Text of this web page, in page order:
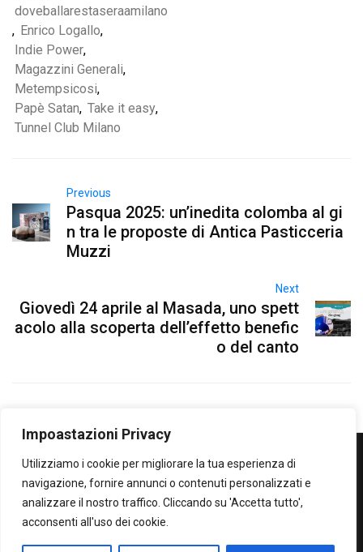
Impoastazioni Privacy
Utilizziamo i cookie per migliorare la tua esperienza di
navigazione, fornire annunci o contenuti personalizzati e
analizzare il nostro traffico. Cliccando su 'Accetta tutto',
acconsenti all'uso dei cookie.
doveballarestaseraamilano
, Enrico Logallo,
Indie Power,
Magazzini Generali,
Metempsicosi,
Papè Satan, Take it easy,
Tunnel Club Milano
Previous
Pasqua 2025: un’inedita colomba al gi
n tra le proposte di Antica Pasticceria
Muzzi
Next
Giovedì 24 aprile al Masada, uno spett
acolo alla scoperta dell’effetto benefic
o del canto
WOWOWOW
SOLO IL MEGLIO...SECONDO ME!